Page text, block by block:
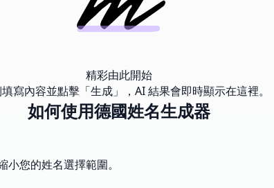
精彩由此開始
寫內容並點擊「生成」，AI 結果會即時顯示在這裡。
如何使用德國姓名生成器
您的姓名選擇範圍。